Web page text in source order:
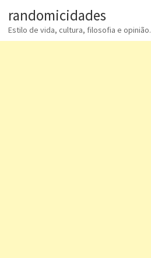
randomicidades
Estilo de vida, cultura, filosofia e opinião.